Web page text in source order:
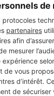
de
protocoles
partenaires
afin
mesurer
expérience
de vous
d’intérêt.
de sécuriser
devis travaux